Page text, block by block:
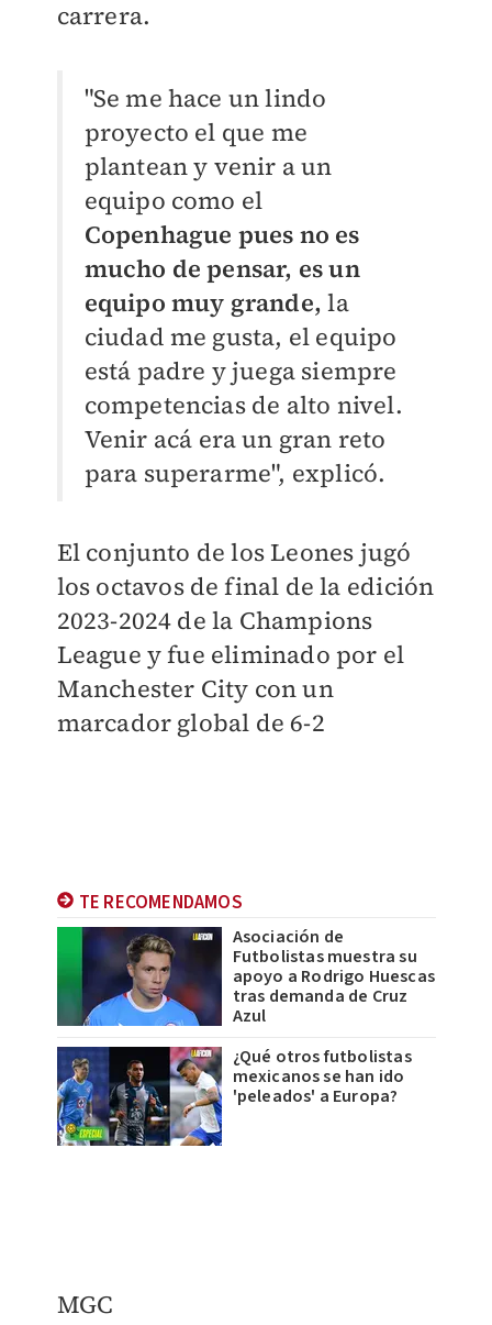
carrera.
"Se me hace un lindo
proyecto el que me
plantean y venir a un
equipo como el
Copenhague pues no es
mucho de pensar, es un
equipo muy grande, la
ciudad me gusta, el equipo
está padre y juega siempre
competencias de alto nivel.
Venir acá era un gran reto
para superarme", explicó.
El conjunto de los Leones jugó
los octavos de final de la edición
2023-2024 de la Champions
League y fue eliminado por el
Manchester City con un
marcador global de 6-2
TE RECOMENDAMOS
Asociación de
Futbolistas muestra su
apoyo a Rodrigo Huescas
tras demanda de Cruz
Azul
¿Qué otros futbolistas
mexicanos se han ido
'peleados' a Europa?
MGC